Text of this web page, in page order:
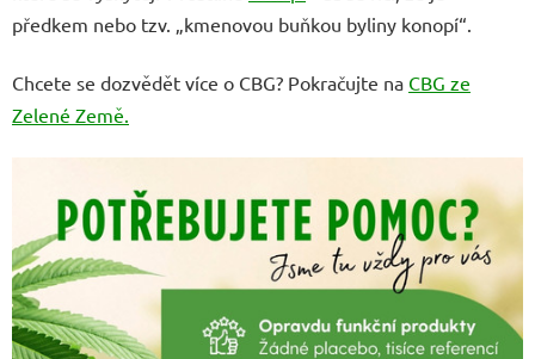
předkem nebo tzv. „kmenovou buňkou byliny konopí“.
Chcete se dozvědět více o CBG? Pokračujte na CBG ze
Zelené Země.